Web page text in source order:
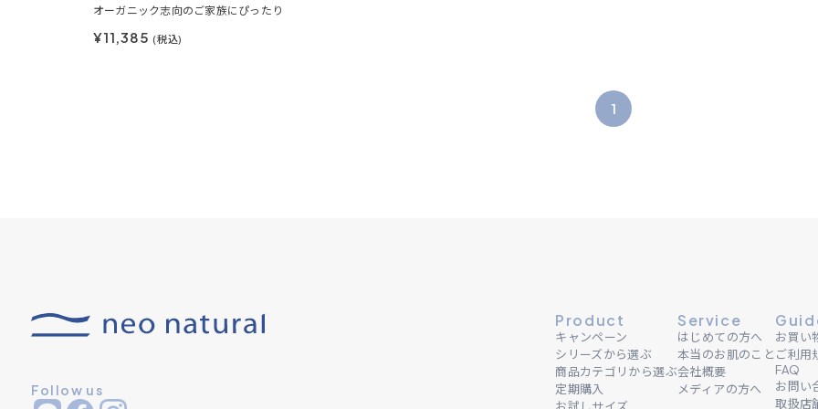
オーガニック志向のご家族にぴったり
¥11,385 (税込)
1
Product
キャンペーン
シリーズから選ぶ
商品カテゴリから選ぶ
定期購入
Service
はじめての方へ
本当のお肌のこと
会社概要
メディアの方へ
お買い
ご利用
FAQ
お問い
取扱店
Follow us